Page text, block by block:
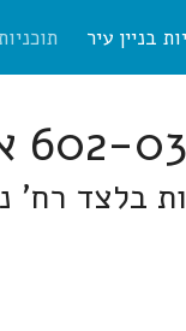
בניין עיר
בלצד רח'